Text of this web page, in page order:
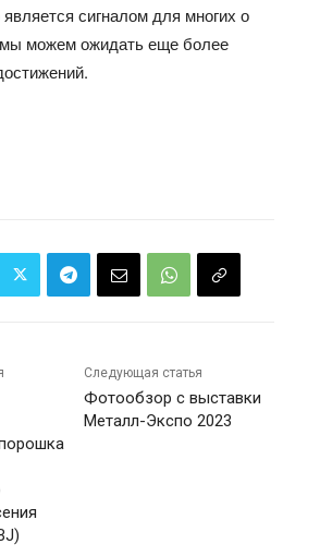
сигналом для многих о
мы можем ожидать еще более
Следующая статья
Фотообзор с выставки
Металл-Экспо 2023